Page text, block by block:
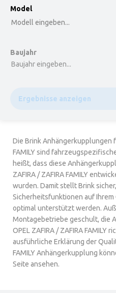
option , selected.
Model
Modell eingeben...
Baujahr
Baujahr eingeben...
Ergebnisse anzeigen
Die Brink Anhängerkupplungen
FAMILY sind
heißt, dass diese
ZAFIRA / ZAFIRA FAMILY
wurden. Damit stellt Brink
Sicherheitsfunktionen auf Ihrem
optimal unterstützt werden.
Montagebetriebe geschult, die
OPEL ZAFIRA / ZAFIRA FAMILY
ausführliche Erklärung der
FAMILY Anhängerkupplung
Seite ansehen.